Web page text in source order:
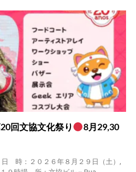
回文協文化祭り
8月29,30
時：２０２６年８月２９日（土）,